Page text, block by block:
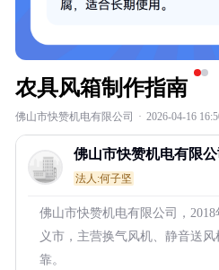
农具风箱制作指南
佛山市快赞机电有限公司 · 2026-04-16
佛山市快赞机电有限公
法人:何子坚
佛山市快赞机电有限公司，
义市，主营换气风机、静音送
靠。